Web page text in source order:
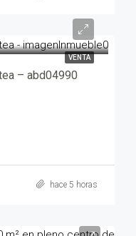
VENTA
– abd04990
hace 5 horas